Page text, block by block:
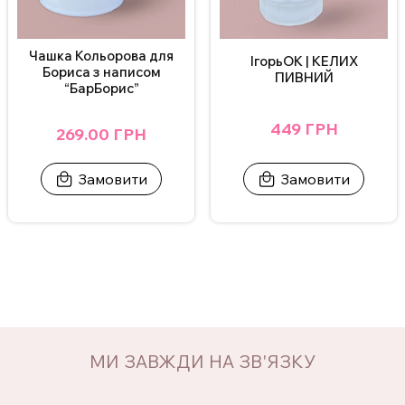
Чашка Кольорова для
Бориса з написом
“БарБорис”
269.00 ГРН
Замовити
ІгорьОК | КЕЛИХ
ПИВНИЙ
449 ГРН
Замовити
МИ ЗАВЖДИ НА ЗВ'ЯЗКУ